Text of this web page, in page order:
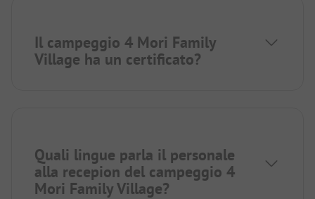
Il campeggio 4 Mori Family
Village ha un certificato?
Quali lingue parla il personale
alla recepion del campeggio 4
Mori Family Village?